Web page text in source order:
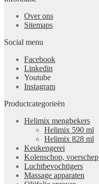
Over ons
Sitemaps
Social menu
Facebook
Linkedin
Youtube
Instagram
Productcategorieën
Helimix mengbekers
Helimix 590 ml
Helimix 828 ml
Keukengerei
Kolenschop, voerschep
Luchtbevochtigers
Massage apparaten